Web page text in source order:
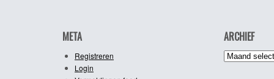
META
Registreren
Login
ARCHIEF
Archief